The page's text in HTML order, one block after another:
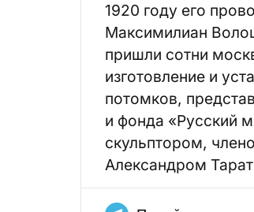
1920 году его
Максимилиан
пришли сотни
изготовление и
потомков,
и фонда «Русский
скульптором,
Александром